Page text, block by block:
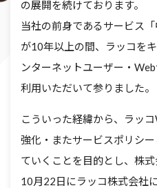
の展開を続けております。
当社の前身であるサービス
が10年以上の間、ラッコを
ンターネットユーザー・
利用いただいて参りました。
こういった経緯から、ラッ
強化・またサービスポリシ
ていくことを目的とし、株
10月22日にラッコ株式会社